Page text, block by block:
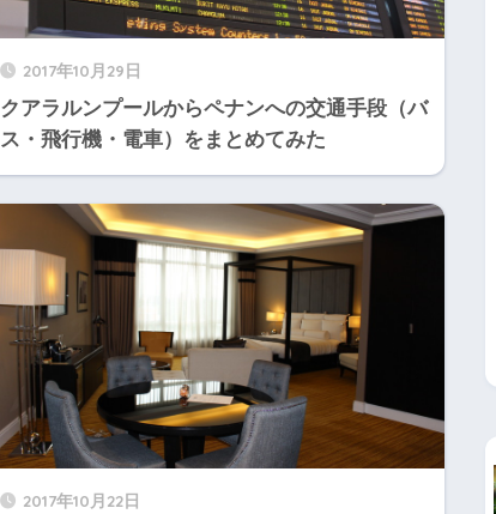
2017年10月29日
クアラルンプールからペナンへの交通手段（バ
ス・飛行機・電車）をまとめてみた
2017年10月22日